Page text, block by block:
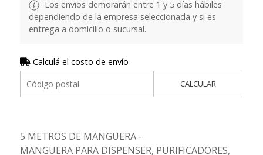
Los envios demorarán entre 1 y 5 días hábiles
dependiendo de la empresa seleccionada y si es
entrega a domicilio o sucursal.
Calculá el costo de envío
CALCULAR
5 METROS DE MANGUERA -
MANGUERA PARA DISPENSER, PURIFICADORES,